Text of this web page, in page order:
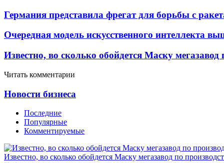
Германия представила фрегат для борьбы с
Очередная модель искусственного интеллекта
Известно, во сколько обойдется Маску мегазавод
Читать комментарии
Новости бизнеса
Последние
Популярные
Комментируемые
Известно, во сколько обойдется Маску мегазавод по